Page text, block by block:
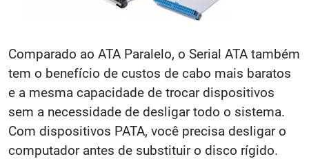
Comparado ao ATA Paralelo, o Serial ATA também
tem o benefício de custos de cabo mais baratos
e a mesma capacidade de trocar dispositivos
sem a necessidade de desligar todo o sistema.
Com dispositivos PATA, você precisa desligar o
computador antes de substituir o disco rígido.